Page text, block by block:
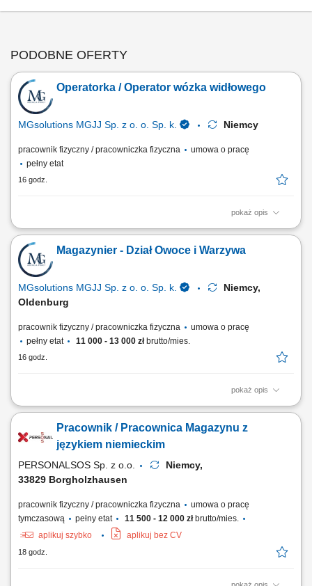
PODOBNE OFERTY
Operatorka / Operator wózka widłowego
MGsolutions MGJJ Sp. z o. o. Sp. k. Niemcy
pracownik fizyczny / pracowniczka fizyczna
umowa o pracę
pełny etat
16 godz.
pokaż opis
Zakres obowiązków: Załadunek, rozładunek i magazynowanie towarów
w centrum logistycznym; Przyjmowanie dostaw oraz przygotowywanie
towaru do wysyłki; Wykonywanie prostych prac pomocniczych na
terenie magazynu;
Magazynier - Dział Owoce i Warzywa
MGsolutions MGJJ Sp. z o. o. Sp. k.
Niemcy,
Oldenburg
pracownik fizyczny / pracowniczka fizyczna
umowa o pracę
pełny etat
11 000 - 13 000 złbrutto/mies.
16 godz.
pokaż opis
Opis stanowiska Realizacja zamówień (Order Picker, Komisjonowanie)
systemie w języku polskim. Opieka polskojęzycznego Koordynatora i
szkoleniowca! Układanie towaru; Kontrola jakości; Inne proste prace na
Pracownik / Pracownica Magazynu z
językiem niemieckim
PERSONALSOS Sp. z o.o.
Niemcy,
33829 Borgholzhausen
pracownik fizyczny / pracowniczka fizyczna
umowa o pracę
tymczasową
pełny etat 11 500 - 12 000 złbrutto/mies.
aplikuj szybko
aplikuj bez CV
18 godz.